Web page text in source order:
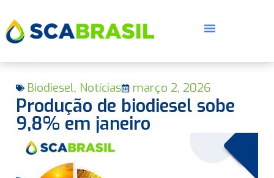
Biodiesel, Notícias março 2, 2026
Produção de biodiesel sobe
9,8% em janeiro